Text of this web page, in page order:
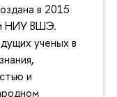
в 2015
НИУ ВШЭ.
ученых в
и